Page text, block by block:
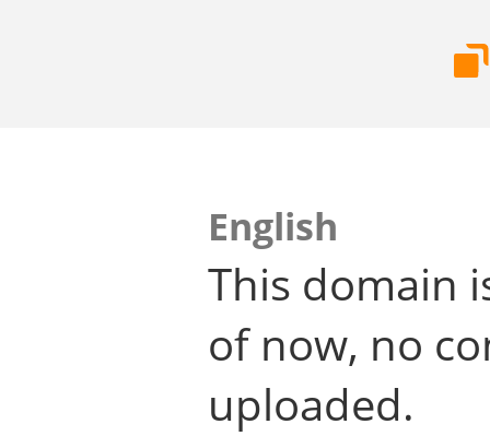
English
This domain
of now, no
uploaded.